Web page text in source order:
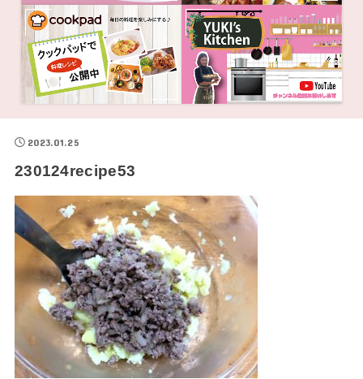
2023.01.25
230124recipe53